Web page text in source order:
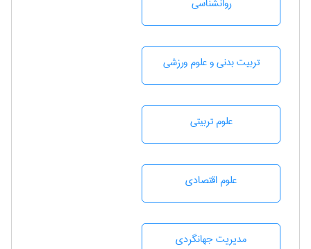
تربيت بدنی و علوم ورزشی
علوم تربيتی
علوم اقتصادی
مديريت جهانگردی